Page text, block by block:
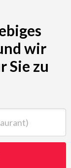
wir
Sie zu